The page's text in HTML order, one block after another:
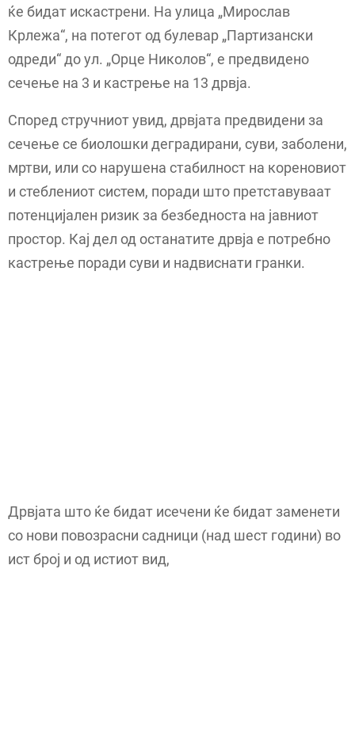
ќе бидат искастрени. На улица „Мирослав
Крлежа“, на потегот од булевар „Партизански
одреди“ до ул. „Орце Николов“, е предвидено
сечење на 3 и кастрење на 13 дрвја.
Според стручниот увид, дрвјата предвидени за
сечење се биолошки деградирани, суви, заболени,
мртви, или со нарушена стабилност на кореновиот
и стеблениот систем, поради што претставуваат
потенцијален ризик за безбедноста на јавниот
простор. Кај дел од останатите дрвја е потребно
кастрење поради суви и надвиснати гранки.
Дрвјата што ќе бидат исечени ќе бидат заменети
со нови повозрасни садници (над шест години) во
ист број и од истиот вид,